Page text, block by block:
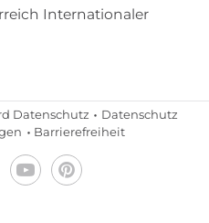
Internationaler
Datenschutz
Datenschutz
Barrierefreiheit